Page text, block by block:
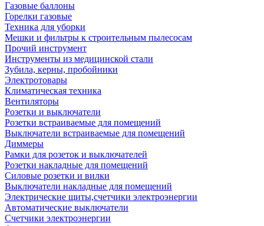
Газовые баллоны
Горелки газовые
Техника для уборки
Мешки и фильтры к строительным пылесосам
Прочий инструмент
Инструменты из медицинской стали
Зубила, керны, пробойники
Электротовары
Климатическая техника
Вентиляторы
Розетки и выключатели
Розетки встраиваемые для помещений
Выключатели встраиваемые для помещений
Диммеры
Рамки для розеток и выключателей
Розетки накладные для помещений
Силовые розетки и вилки
Выключатели накладные для помещений
Электрические щиты,счетчики электроэнергии
Автоматические выключатели
Счетчики электроэнергии